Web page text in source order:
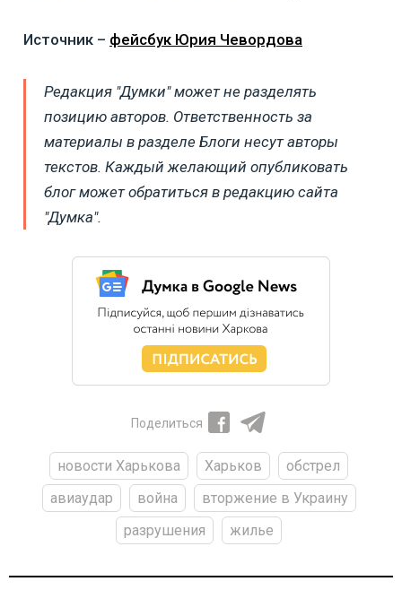
Источник – фейсбук Юрия Чевордова
Редакция "Думки" может не разделять
позицию авторов. Ответственность за
материалы в разделе Блоги несут авторы
текстов. Каждый желающий опубликовать
блог может обратиться в редакцию сайта
"Думка".
Поделиться
новости Харькова Харьков
обстрел
авиаудар
война
вторжение в Украину
разрушения
жилье